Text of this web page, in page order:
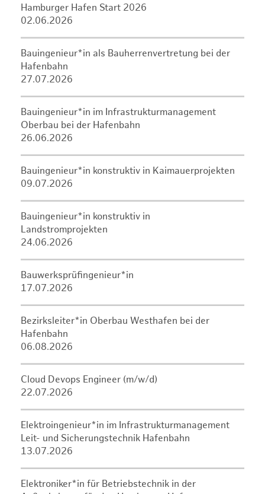
Hamburger Hafen Start 2026
02.06.2026
Bauingenieur*in als Bauherrenvertretung bei der
Hafenbahn
27.07.2026
Bauingenieur*in im Infrastrukturmanagement
Oberbau bei der Hafenbahn
26.06.2026
Bauingenieur*in konstruktiv in Kaimauerprojekten
09.07.2026
Bauingenieur*in konstruktiv in
Landstromprojekten
24.06.2026
Bauwerksprüfingenieur*in
17.07.2026
Bezirksleiter*in Oberbau Westhafen bei der
Hafenbahn
06.08.2026
Cloud Devops Engineer (m/w/d)
22.07.2026
Elektroingenieur*in im Infrastrukturmanagement
Leit- und Sicherungstechnik Hafenbahn
13.07.2026
Elektroniker*in für Betriebstechnik in der